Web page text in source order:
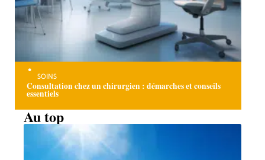
SOINS
Consultation chez un chirurgien : démarches et conseils
essentiels
Au top